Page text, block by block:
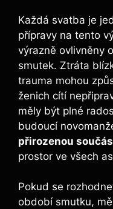
Každá svatba je
přípravy na tento
výrazně ovlivněny
smutek. Ztráta
trauma mohou
ženich cítí
měly být plné
budoucí
přirozenou
prostor ve všech
Pokud se
období smutku,